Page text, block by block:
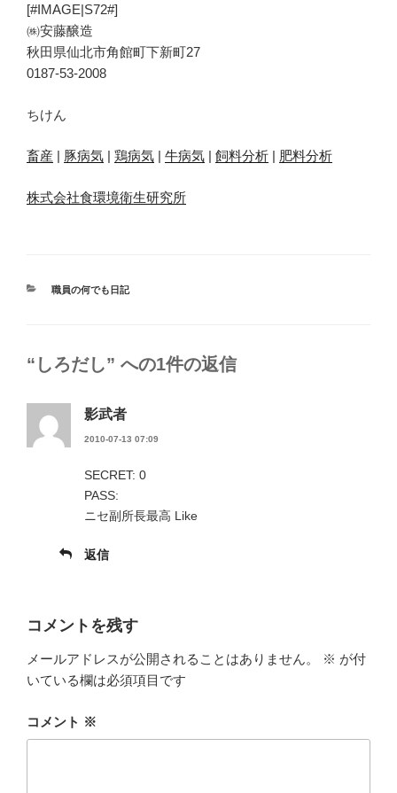
[#IMAGE|S72#]
㈱安藤醸造
秋田県仙北市角館町下新町27
0187-53-2008
ちけん
畜産 | 豚病気 | 鶏病気 | 牛病気 | 飼料分析 | 肥料分析
株式会社食環境衛生研究所
カ
職員の何でも日記
“しろだし” への1件の返信
影武者
2010-07-13 07:09
SECRET: 0
PASS:
ニセ副所長最高 Like
返信
コメントを残す
メールアドレスが公開されることはありません。 ※ が付
いている欄は必須項目です
コメント ※